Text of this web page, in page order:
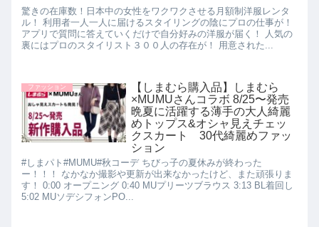
驚きの在庫数！日本中の女性をワクワクさせる月額制洋服レンタ
ル！ 利用者一人一人に届けるスタイリングの陰にプロの仕事が！
アプリで質問に答えていくだけで自分好みの洋服が届く！ 人気の
裏にはプロのスタイリスト３００人の存在が！ 用意された...
ファッション
【しまむら購入品】しまむら
×MUMUさんコラボ 8/25〜発売
晩夏に活躍する薄手の大人綺麗
めトップス&オシャ見えチェッ
クスカート 30代綺麗めファッ
ション
#しまパト#MUMU#秋コーデ ちびっ子の夏休みが終わった
ー！！！ なかなか撮影や更新が出来なかったけど、また頑張りま
す！ 0:00 オープニング 0:40 MUプリーツブラウス 3:13 BL着回し
5:02 MUソデシフォンPO...